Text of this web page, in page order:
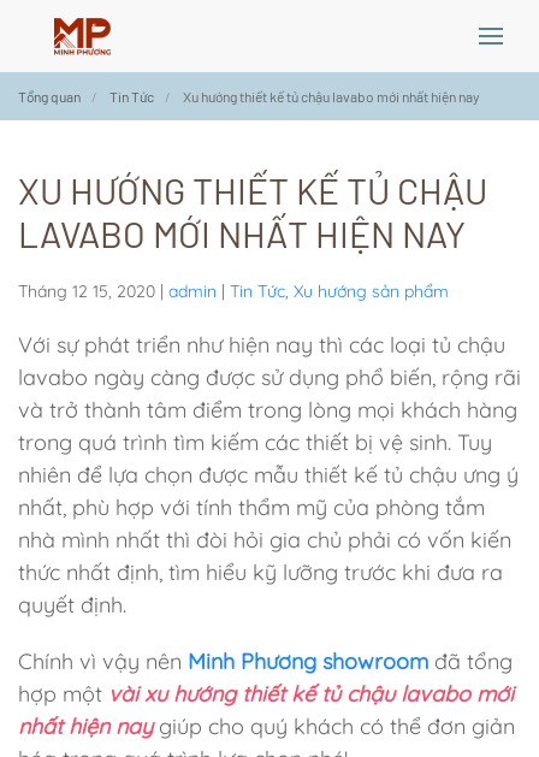
Skip
to
content
Tổng quan Tin Tức Xu hướng thiết kế tủ chậu lavabo mới nhất hiện nay
XU HƯỚNG THIẾT KẾ TỦ CHẬU
LAVABO MỚI NHẤT HIỆN NAY
Tháng 12 15, 2020 | admin | Tin Tức, Xu hướng sản phẩm
Với sự phát triển như hiện nay thì các loại tủ chậu
lavabo ngày càng được sử dụng phổ biến, rộng rãi
và trở thành tâm điểm trong lòng mọi khách hàng
trong quá trình tìm kiếm các thiết bị vệ sinh. Tuy
nhiên để lựa chọn được mẫu thiết kế tủ chậu ưng ý
nhất, phù hợp với tính thẩm mỹ của phòng tắm
nhà mình nhất thì đòi hỏi gia chủ phải có vốn kiến
thức nhất định, tìm hiểu kỹ lưỡng trước khi đưa ra
quyết định.
Chính vì vậy nên Minh Phương showroom đã tổng
hợp một vài xu hướng thiết kế tủ chậu lavabo mới
nhất hiện naygiúp cho quý khách có thể đơn giản